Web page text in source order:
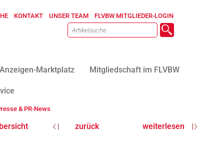
KONTAKT UNSER TEAM FLVBW MITGLIEDER-LOGIN
Anzeigen-Marktplatz Mitgliedschaft im FLVBW
& PR-News
zurück weiterlesen